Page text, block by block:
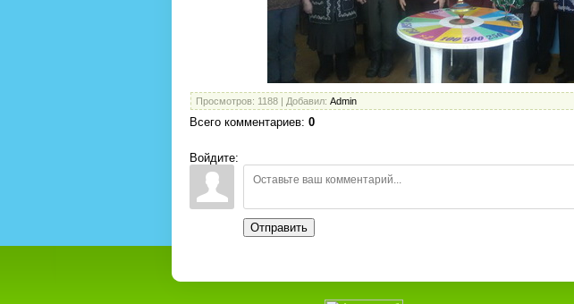
Просмотров: 1188 | Добавил: Admin
Всего комментариев: 0
Войдите:
Отправить